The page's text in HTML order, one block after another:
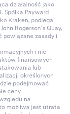
działalność jako
Spółka Payward
Kraken, podlega
Rogerson’s Quay,
powiązane zasady i
i nie
finansowych
lub
określonych
podejmować
ceny
na
możliwa jest utrata